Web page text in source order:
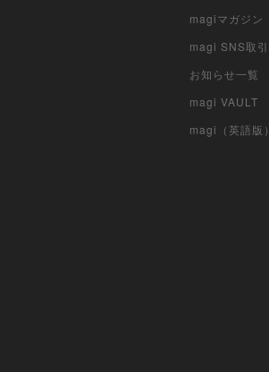
magiマガジン
magi SNS取引
お知らせ一覧
magi VAULT
magi（英語版）